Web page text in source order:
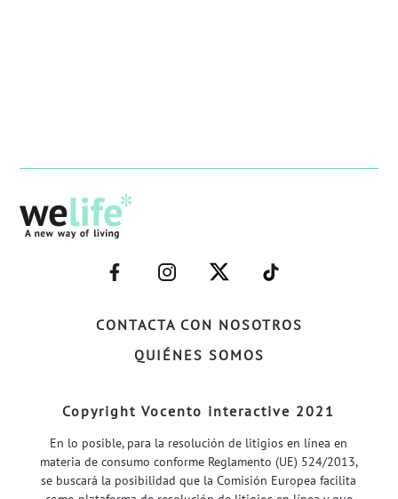
CONTACTA CON NOSOTROS
QUIÉNES SOMOS
–
FACEBOOK–
–
INSTAGRAM–
–
TWITTER–
–
WELIFE–
Copyright Vocento interactive 2021
En lo posible, para la resolución de litigios en línea en
materia de consumo conforme Reglamento (UE) 524/2013,
se buscará la posibilidad que la Comisión Europea facilita